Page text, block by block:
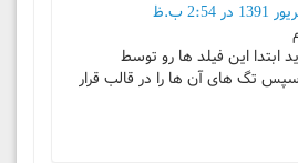
ابتدا این فیلد ها رو توسط
تگ های آن ها را در قالب قرار